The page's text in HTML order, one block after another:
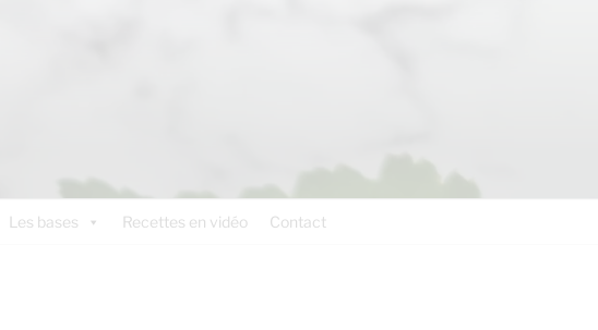
Les bases Recettes en vidéo Contact